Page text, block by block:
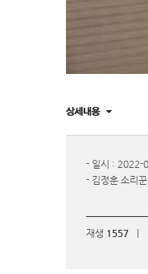
- 일시 : 2022-
- 김정훈 소리꾼
재생 1557 |